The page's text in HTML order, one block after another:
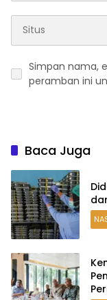
Simpan nama,
peramban ini
Baca Juga